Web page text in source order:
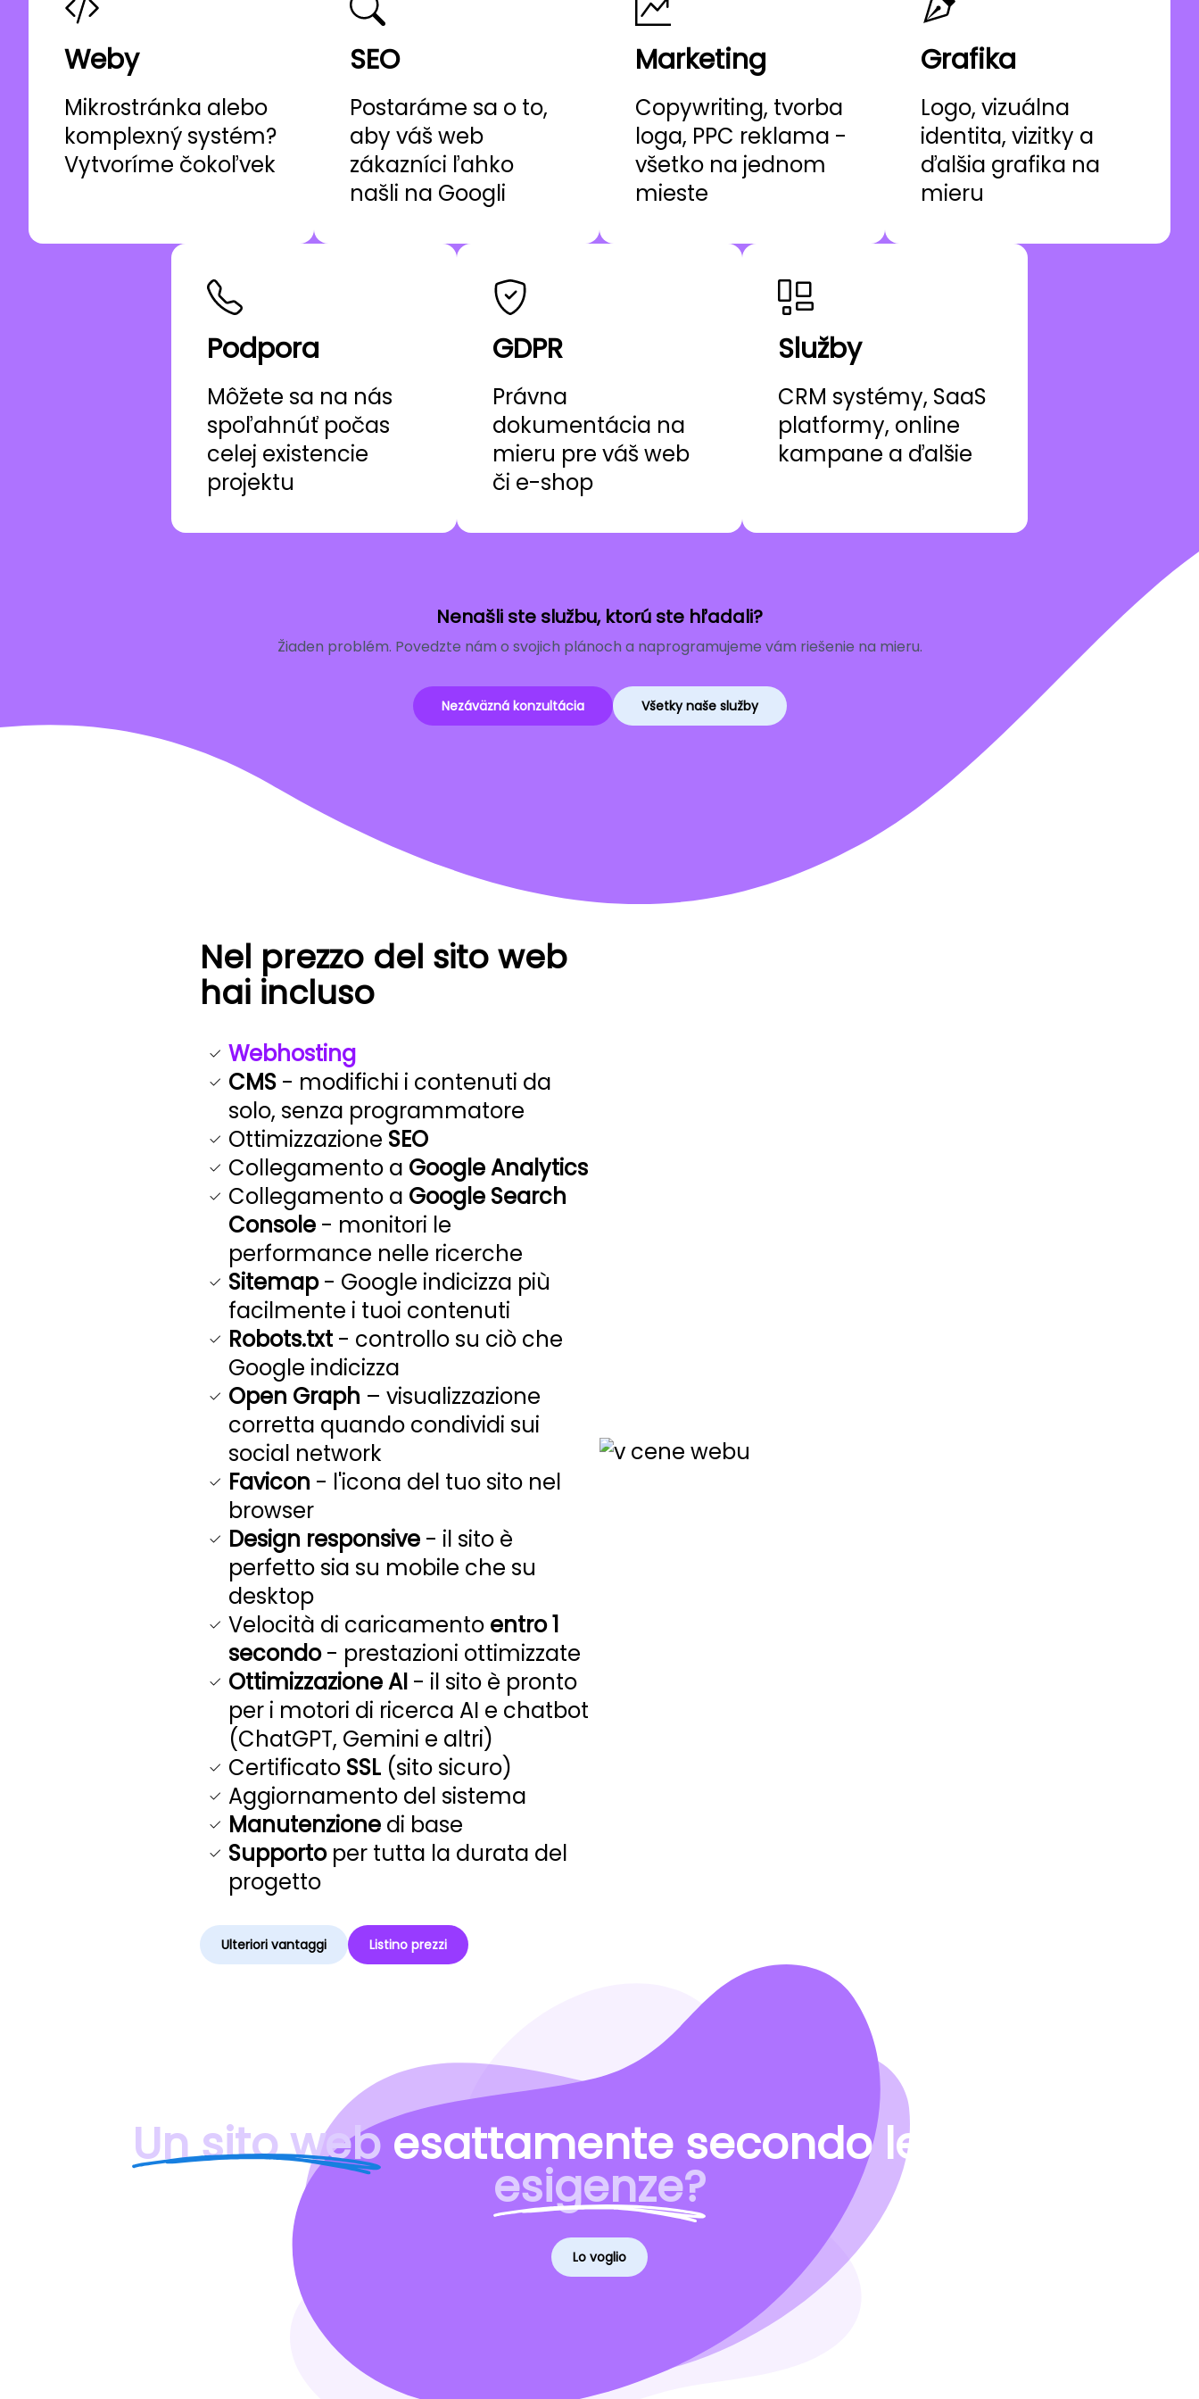
Weby
Mikrostránka alebo
komplexný systém?
Vytvoríme čokoľvek
SEO
Postaráme sa o to,
aby váš web
zákazníci ľahko
našli na Googli
Marketing
Copywriting, tvorba
loga, PPC reklama -
všetko na jednom
mieste
Grafika
Logo, vizuálna
identita, vizitky a
ďalšia grafika na
mieru
Podpora
Môžete sa na nás
spoľahnúť počas
celej existencie
projektu
GDPR
Právna
dokumentácia na
mieru pre váš web
či e-shop
Služby
CRM systémy, SaaS
platformy, online
kampane a ďalšie
Nenašli ste službu, ktorú ste hľadali?
Žiaden problém. Povedzte nám o svojich plánoch a naprogramujeme vám riešenie na mieru.
Nezáväzná konzultácia Všetky naše služby
Nel prezzo del sito web
hai incluso
Webhosting
CMS - modifichi i contenuti da
solo, senza programmatore
Ottimizzazione SEO
Collegamento a Google Analytics
Collegamento a Google Search
Console - monitori le
performance nelle ricerche
Sitemap- Google indicizza più
facilmente i tuoi contenuti
Robots.txt - controllo su ciò che
Google indicizza
Open Graph – visualizzazione
corretta quando condividi sui
social network
Favicon - l'icona del tuo sito nel
browser
Design responsive - il sito è
perfetto sia su mobile che su
desktop
Velocità di caricamento entro 1
secondo- prestazioni ottimizzate
Ottimizzazione AI - il sito è pronto
per i motori di ricerca AI e chatbot
(ChatGPT, Gemini e altri)
Certificato SSL (sito sicuro)
Aggiornamento del sistema
Manutenzione di base
Supportoper tutta la durata del
progetto
Ulteriori vantaggi Listino prezzi
Un sito web esattamente secondo le vostre
esigenze?
Lo voglio